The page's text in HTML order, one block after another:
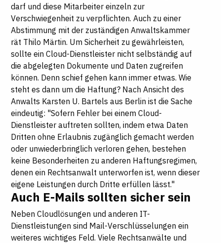
darf und diese Mitarbeiter einzeln zur
Verschwiegenheit zu verpflichten. Auch zu einer
Abstimmung mit der zuständigen Anwaltskammer
rät Thilo Märtin. Um Sicherheit zu gewährleisten,
sollte ein Cloud-Dienstleister nicht selbständig auf
die abgelegten Dokumente und Daten zugreifen
können. Denn schief gehen kann immer etwas. Wie
steht es dann um die Haftung? Nach Ansicht des
Anwalts Karsten U. Bartels aus Berlin ist die Sache
eindeutig: "Sofern Fehler bei einem Cloud-
Dienstleister auftreten sollten, indem etwa Daten
Dritten ohne Erlaubnis zugänglich gemacht werden
oder unwiederbringlich verloren gehen, bestehen
keine Besonderheiten zu anderen Haftungsregimen,
denen ein Rechtsanwalt unterworfen ist, wenn dieser
eigene Leistungen durch Dritte erfüllen lässt."
Auch E-Mails sollten sicher sein
Neben Cloudlösungen und anderen IT-
Dienstleistungen sind Mail-Verschlüsselungen ein
weiteres wichtiges Feld. Viele Rechtsanwälte und